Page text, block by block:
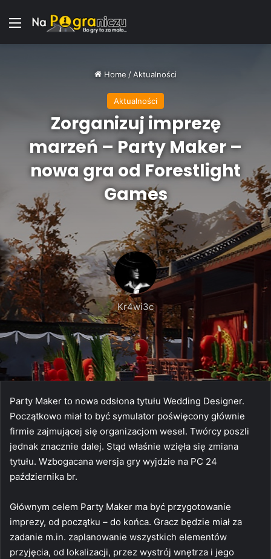
Menu
Home /Aktualności
Aktualności
Zorganizuj imprezę
marzeń – Party Maker –
nowa gra od Forestlight
Games
Kr4wi3c
Party Maker to nowa odsłona tytułu Wedding Designer.
Początkowo miał to być symulator poświęcony głównie
firmie zajmującej się organizacjom wesel. Twórcy poszli
jednak znacznie dalej. Stąd właśnie wzięła się zmiana
tytułu. Wzbogacana wersja gry wyjdzie na PC 24
października br.
Głównym celem Party Maker ma być przygotowanie
imprezy, od początku – do końca. Gracz będzie miał za
zadanie m.in. zaplanowanie wszystkich elementów
przyjęcia, od lokalizacji, przez wystrój wnętrza i jego